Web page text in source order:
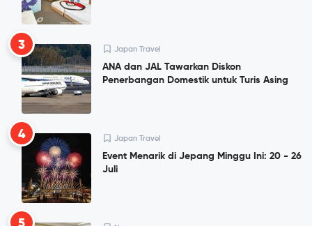
3 Japan Travel
ANA dan JAL Tawarkan Diskon
Penerbangan Domestik untuk Turis Asing
4 Japan Travel
Event Menarik di Jepang Minggu Ini: 20 - 26
Juli